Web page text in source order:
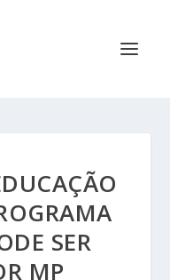
SER
MP